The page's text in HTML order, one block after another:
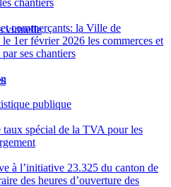
commerçants: la Ville de
1er février 2026 les commerces et
ses chantiers
publique
spécial de la TVA pour les
à l’initiative 23.325 du canton de
des heures d’ouverture des
virtuelle